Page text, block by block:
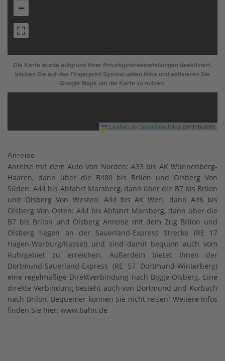
Die Karte wurde aufgrund Ihrer Privatsphäreeinstellungen deaktiviert,
klicken Sie auf das Fingerprint Symbol unten links und aktivieren Sie
Google Maps um die Karte zu nutzen.
−
Leaflet | ©OpenStreetMap contributors
Anreise
Anreise mit dem Auto Von Norden: A33 bis AK Wünnenberg-
Haaren, dann über die B480 bis Brilon und Olsberg Von
Süden: A44 bis Abfahrt Marsberg, dann über die B7 bis Brilon
und Olsberg Von Westen: A44 bis AK Werl, dann A46 bis
Olsberg Von Osten: A44 bis Abfahrt Marsberg, dann über die
B7 bis Brilon und Olsberg Anreise mit dem Zug Brilon und
Olsberg liegen an der Sauerland-Express Strecke (RE 17
Hagen-Warburg/Kassel) und sind damit bequem auch vom
Ruhrgebiet zu erreichen. Außerdem bietet Ihnen der
Dortmund-Sauerland-Express (RE 57 Dortmund-Winterberg)
eine regelmäßige Direktverbindung nach Bigge-Olsberg. Eine
direkte Verbindung besteht auch von Dortmund und Korbach
nach Brilon. Bequemer können Sie nicht reisen! Weitere Infos
finden Sie hier: www.bahn.de